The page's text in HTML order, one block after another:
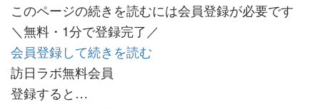
このページの続きを読むには会員登録が必要です
＼無料・1分で登録完了／
会員登録して続きを読む
訪日ラボ無料会員
登録すると…